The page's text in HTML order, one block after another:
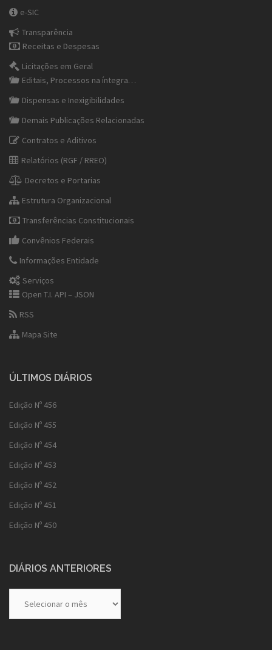
e-SIC
Transparência
Receitas e Despesas
Licitações em Geral
Editais, Processos na íntegra…
Dispensas e Inexigibilidades
Demais Publicações Relacionadas
Contratos e Aditivos
Relatórios (RGF / RREO)
Decretos e Portarias
Estrutura Organizacional
Transferências Constitucionais
Convênios Federais
Informações Entidade
Serviços
Open T.I. API – JSON
RSS
Mapa Site
ÚLTIMOS DIÁRIOS
Edição Nº 456
Edição Nº 455
Edição Nº 454
Edição Nº 453
Edição Nº 452
Edição Nº 451
Edição Nº 450
DIÁRIOS ANTERIORES
Anteriores